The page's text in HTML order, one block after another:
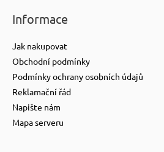
Informace
Jak nakupovat
Obchodní podmínky
Podmínky ochrany osobních údajů
Reklamační řád
Napište nám
Mapa serveru